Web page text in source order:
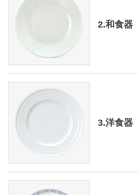
2.和食器
3.洋食器